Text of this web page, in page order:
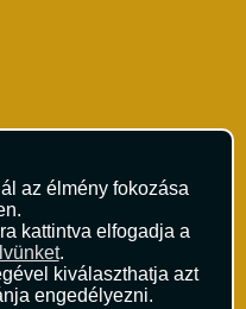
az élmény fokozása
kattintva elfogadja a
.
kiválaszthatja azt
engedélyezni.